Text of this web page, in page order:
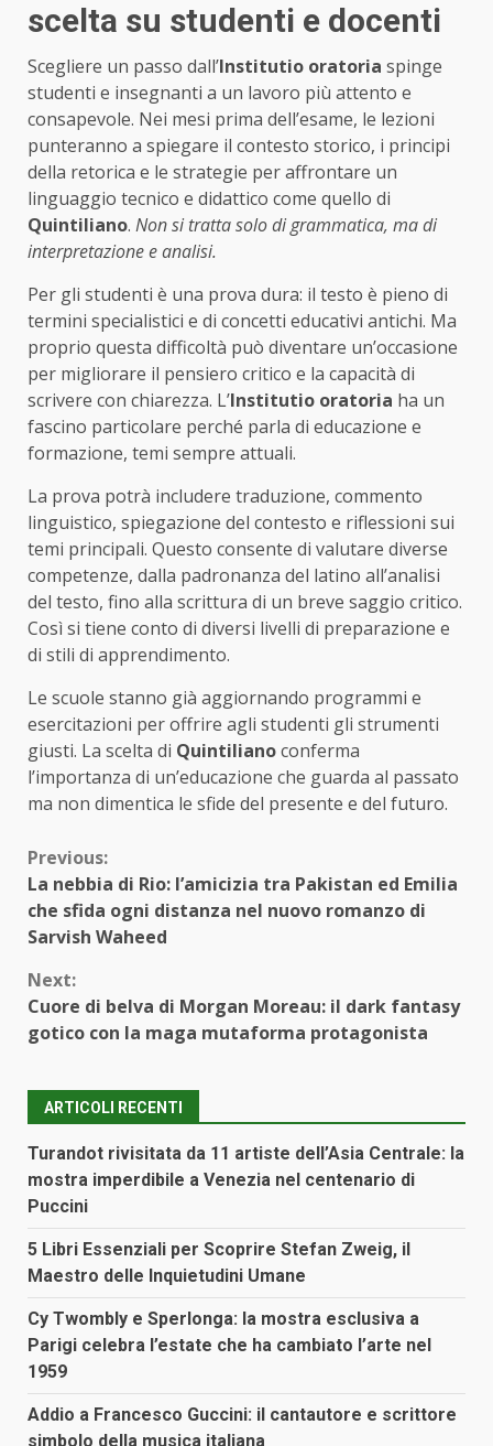
scelta su studenti e docenti
Scegliere un passo dall’Institutio oratoria spinge
studenti e insegnanti a un lavoro più attento e
consapevole. Nei mesi prima dell’esame, le lezioni
punteranno a spiegare il contesto storico, i principi
della retorica e le strategie per affrontare un
linguaggio tecnico e didattico come quello di
Quintiliano. Non si tratta solo di grammatica, ma di
interpretazione e analisi.
Per gli studenti è una prova dura: il testo è pieno di
termini specialistici e di concetti educativi antichi. Ma
proprio questa difficoltà può diventare un’occasione
per migliorare il pensiero critico e la capacità di
scrivere con chiarezza. L’Institutio oratoria ha un
fascino particolare perché parla di educazione e
formazione, temi sempre attuali.
La prova potrà includere traduzione, commento
linguistico, spiegazione del contesto e riflessioni sui
temi principali. Questo consente di valutare diverse
competenze, dalla padronanza del latino all’analisi
del testo, fino alla scrittura di un breve saggio critico.
Così si tiene conto di diversi livelli di preparazione e
di stili di apprendimento.
Le scuole stanno già aggiornando programmi e
esercitazioni per offrire agli studenti gli strumenti
giusti. La scelta di Quintilianoconferma
l’importanza di un’educazione che guarda al passato
ma non dimentica le sfide del presente e del futuro.
Continue
Reading
Previous:
La nebbia di Rio: l’amicizia tra Pakistan ed Emilia
che sfida ogni distanza nel nuovo romanzo di
Sarvish Waheed
Next:
Cuore di belva di Morgan Moreau: il dark fantasy
gotico con la maga mutaforma protagonista
ARTICOLI RECENTI
Turandot rivisitata da 11 artiste dell’Asia Centrale: la
mostra imperdibile a Venezia nel centenario di
Puccini
5 Libri Essenziali per Scoprire Stefan Zweig, il
Maestro delle Inquietudini Umane
Cy Twombly e Sperlonga: la mostra esclusiva a
Parigi celebra l’estate che ha cambiato l’arte nel
1959
Addio a Francesco Guccini: il cantautore e scrittore
simbolo della musica italiana